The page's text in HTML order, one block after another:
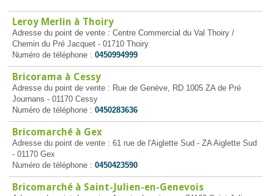
Leroy Merlin à Thoiry
Adresse du point de vente : Centre Commercial du Val Thoiry /
Chemin du Pré Jacquet - 01710 Thoiry
Numéro de téléphone : 0450994999
Bricorama à Cessy
Adresse du point de vente : Rue de Genève, RD 1005 ZA de Pré
Journans - 01170 Cessy
Numéro de téléphone : 0450283636
Bricomarché à Gex
Adresse du point de vente : 61 rue de l'Aiglette Sud - ZA Aiglette Sud
- 01170 Gex
Numéro de téléphone : 0450423590
Bricomarché à Saint-Julien-en-Genevois